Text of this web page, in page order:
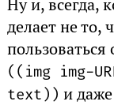
Ну и, всегда,
делает не то,
( (img img-
text) ) и даже